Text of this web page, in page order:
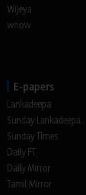
Wijeya
wnow
E-papers
Lankadeepa
Sunday Lankadeepa
Sunday Times
Daily FT
Daily Mirror
Tamil Mirror